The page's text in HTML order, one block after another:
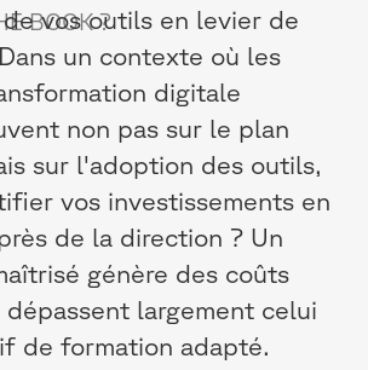
BOOK ?
vos outils en levier de
un contexte où les
digitale
non pas sur le plan
sur l'adoption des outils,
vos investissements en
de la direction ? Un
génère des coûts
largement celui
de formation adapté.